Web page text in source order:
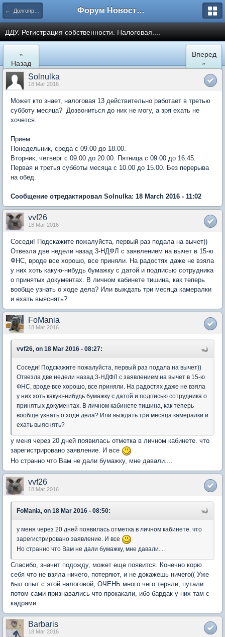
← Долгопрудный Форум Новостройки
ДДУ. Регистрация собственности. Налоговая....
«
Назад
Вперед
»
Solnulka
18 Mar 2016
Может кто знает, налоговая 13 действительно работает в третью
субботу месяца? Дозвониться до них не могу, а зря ехать не
хочется.
Прием:
Понедельник, среда с 09.00 до 18.00.
Вторник, четверг с 09.00 до 20.00. Пятница с 09.00 до 16.45.
Первая и третья субботы месяца с 10.00 до 15.00. Без перерыва
на обед.
Сообщение отредактировал Solnulka: 18 March 2016 - 11:02
vvf26
18 Mar 2016
Соседи! Подскажите пожалуйста, первый раз подала на вычет))
Отвезла две недели назад 3-НДФЛ с заявлением на вычет в 15-ю
ФНС, вроде все хорошо, все приняли. На радостях даже не взяла
у них хоть какую-нибудь бумажку с датой и подписью сотрудника
о принятых документах. В личном кабинете тишина, как теперь
вообще узнать о ходе дела? Или выждать три месяца камералки
и ехать выяснять?
FoMania
18 Mar 2016
vvf26, on 18 Mar 2016 - 08:27:
Соседи! Подскажите пожалуйста, первый раз подала на вычет))
Отвезла две недели назад 3-НДФЛ с заявлением на вычет в 15-ю
ФНС, вроде все хорошо, все приняли. На радостях даже не взяла
у них хоть какую-нибудь бумажку с датой и подписью сотрудника о
принятых документах. В личном кабинете тишина, как теперь
вообще узнать о ходе дела? Или выждать три месяца камералки и
ехать выяснять?
у меня через 20 дней появилась отметка в личном кабинете. что
зарегистрировано заявление. И все
Но странно что Вам не дали бумажку, мне давали....
vvf26
18 Mar 2016
FoMania, on 18 Mar 2016 - 08:50:
у меня через 20 дней появилась отметка в личном кабинете. что
зарегистрировано заявление. И все
Но странно что Вам не дали бумажку, мне давали....
Спасибо, значит подожду, может еще появится. Конечно корю
себя что не взяла ничего, потеряют, и не докажешь ничего(( Уже
был опыт с этой налоговой, ОЧЕНЬ много чего теряли, путали
потом сами признавались что прокакали, ибо бардак у них там с
кадрами
Barbaris
18 Mar 2016